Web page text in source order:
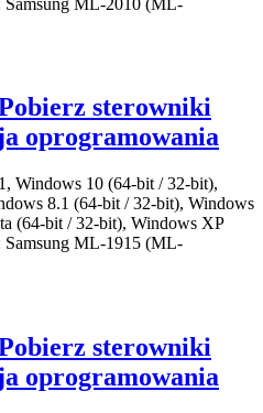
sterowniki
oprogramowania
Windows 10 (64-bit / 32-bit),
8.1 (64-bit / 32-bit), Windows
(64-bit / 32-bit), Windows XP
ML-1915 (ML-
sterowniki
oprogramowania